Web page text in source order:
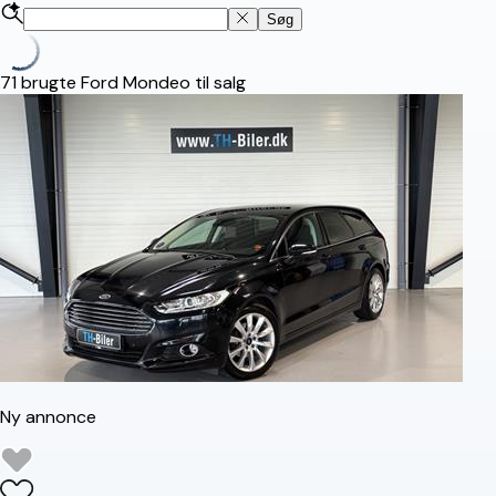
Søg
71brugte Ford Mondeo til salg
Ny annonce